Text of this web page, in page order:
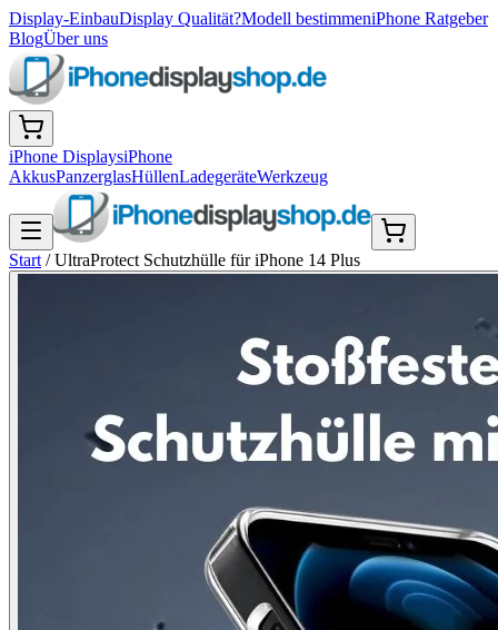
Display-EinbauDisplay Qualität?Modell bestimmeniPhone Ratgeber
BlogÜber uns
iPhone DisplaysiPhone
AkkusPanzerglasHüllenLadegeräteWerkzeug
Start /UltraProtect Schutzhülle für iPhone 14 Plus